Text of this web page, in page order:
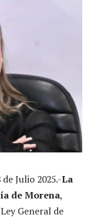
Julio 2025.-La
de Morena,
General de